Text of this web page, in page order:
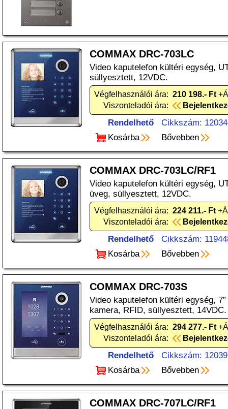
COMMAX DRC-703LC
Video kaputelefon kültéri egység,
süllyesztett, 12VDC.
Végfelhasználói ára: 210 198.- Ft
Viszonteladói ára:
Rendelhető
Cikkszám:
Kosárba
Bővebben
COMMAX DRC-703LC/RF1
Video kaputelefon kültéri egység,
üveg, süllyesztett, 12VDC.
Végfelhasználói ára: 224 211.- Ft
Viszonteladói ára:
Rendelhető
Cikkszám:
Kosárba
Bővebben
COMMAX DRC-703S
Video kaputelefon kültéri egység,
kamera, RFID, süllyesztett, 14VDC.
Végfelhasználói ára: 294 277.- Ft
Viszonteladói ára:
Rendelhető
Cikkszám:
Kosárba
Bővebben
COMMAX DRC-707LC/RF1